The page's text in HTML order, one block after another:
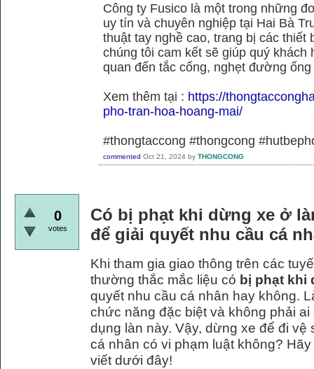
Công ty Fusico là một trong những
uy tín và chuyên nghiệp tại Hai Bà
thuật tay nghề cao, trang bị các thiết
chúng tôi cam kết sẽ giúp quý
quan đến tắc cống, nghẹt đường
Xem thêm tại : https://
pho-tran-hoa-hoang-mai/
#thongtaccong #thongcong
commented Oct 21, 2024 by THONGCONG
0
votes
Có bị phạt khi dừng xe ở
để giải quyết nhu cầu cá
Khi tham gia giao thông trên các
thường thắc mắc liệu có bị phạt khi
quyết nhu cầu cá nhân hay không.
chức năng đặc biệt và không phải
dụng làn này. Vậy, dừng xe để đi
cá nhân có vi phạm luật không?
viết dưới đây!